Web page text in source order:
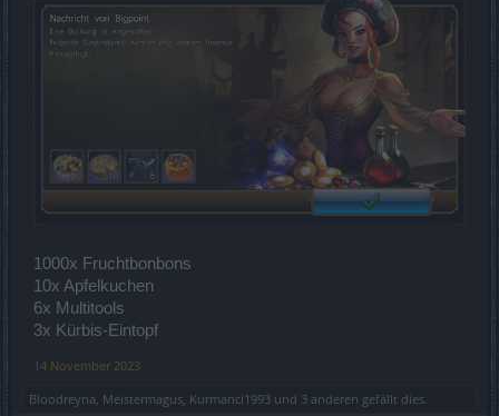
1000x Fruchtbonbons
10x Apfelkuchen
6x Multitools
3x Kürbis-Eintopf
14 November 2023
Bloodreyna Meistermagus Kurmanci1993 und 3 anderen gefällt dies.